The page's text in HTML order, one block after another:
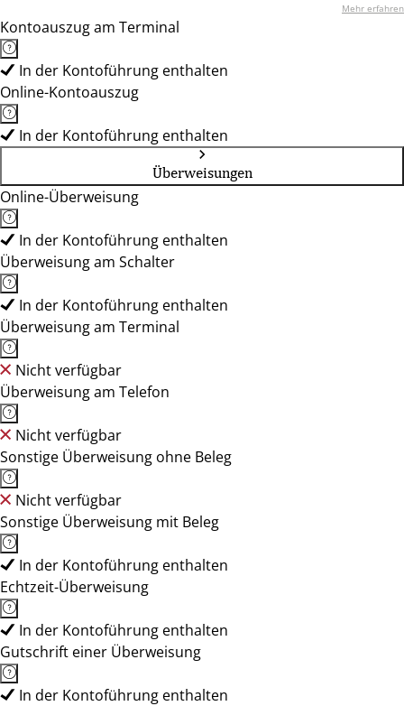
Mehr erfahren
Kontoauszug am Terminal
In der Kontoführung enthalten
Online-Kontoauszug
In der Kontoführung enthalten
Überweisungen
Online-Überweisung
In der Kontoführung enthalten
Überweisung am Schalter
In der Kontoführung enthalten
Überweisung am Terminal
Nicht verfügbar
Überweisung am Telefon
Nicht verfügbar
Sonstige Überweisung ohne Beleg
Nicht verfügbar
Sonstige Überweisung mit Beleg
In der Kontoführung enthalten
Echtzeit-Überweisung
In der Kontoführung enthalten
Gutschrift einer Überweisung
In der Kontoführung enthalten